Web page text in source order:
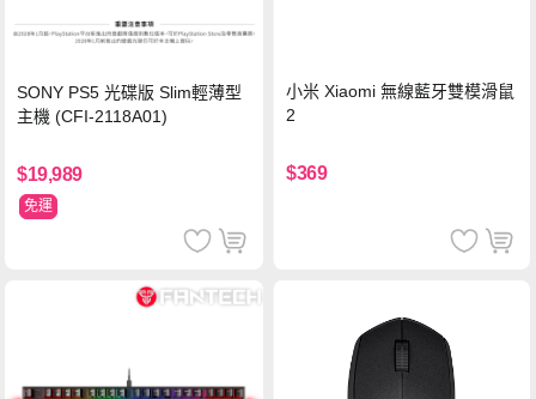
SONY PS5 光碟版 Slim輕薄型
主機 (CFI-2118A01)
$19,989
免運
小米 Xiaomi 無線藍牙雙模滑鼠
2
$369